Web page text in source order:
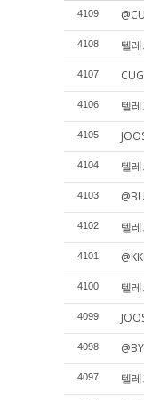
4109
4108 텔
4107
4106 텔
4105
4104 텔
4103
4102 텔
4101
4100 텔
4099
4098
4097 텔